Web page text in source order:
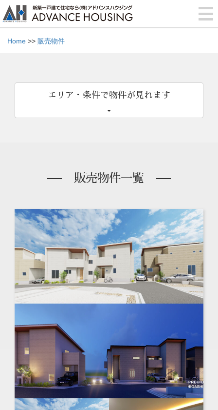
Home >> 販売物件
エリア・条件で物件が見れます
販売物件一覧